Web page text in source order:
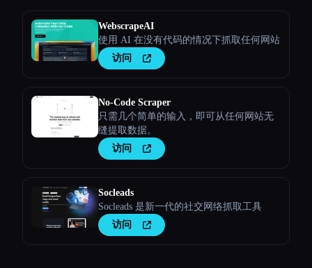
WebscrapeAI
使用 AI 在没有代码的情况下抓取任何网站
访问
No-Code Scraper
只需几个简单的输入，即可从任何网站无
缝提取数据。
访问
Socleads
Socleads 是新一代的社交网络抓取工具
访问